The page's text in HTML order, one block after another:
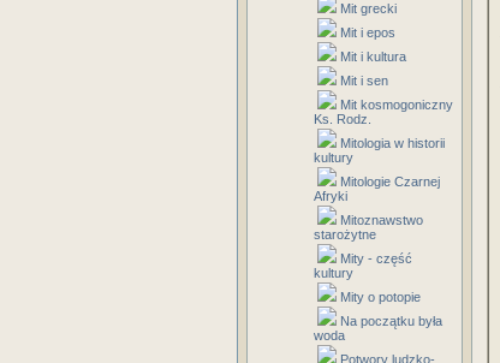
Mit grecki
Mit i epos
Mit i kultura
Mit i sen
Mit kosmogoniczny
Ks. Rodz.
Mitologia w historii
kultury
Mitologie Czarnej
Afryki
Mitoznawstwo
starożytne
Mity - część
kultury
Mity o potopie
Na początku była
woda
Potwory ludzko-